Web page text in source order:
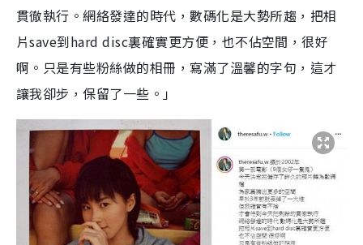
貫徹執行。網絡發達的時代，數碼化是大勢所趨，把相
片save到hard disc裏確實更方便，也不佔空間，很好
啊。只是有些粉絲做的相冊，寫滿了溫馨的字句，這才
讓我卻步，保留了一些。」